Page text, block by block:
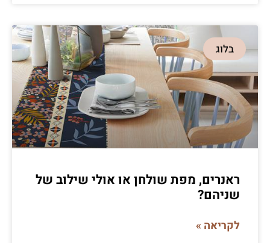
בלוג
ראנרים, מפת שולחן או אולי שילוב של
שניהם?
לקריאה »